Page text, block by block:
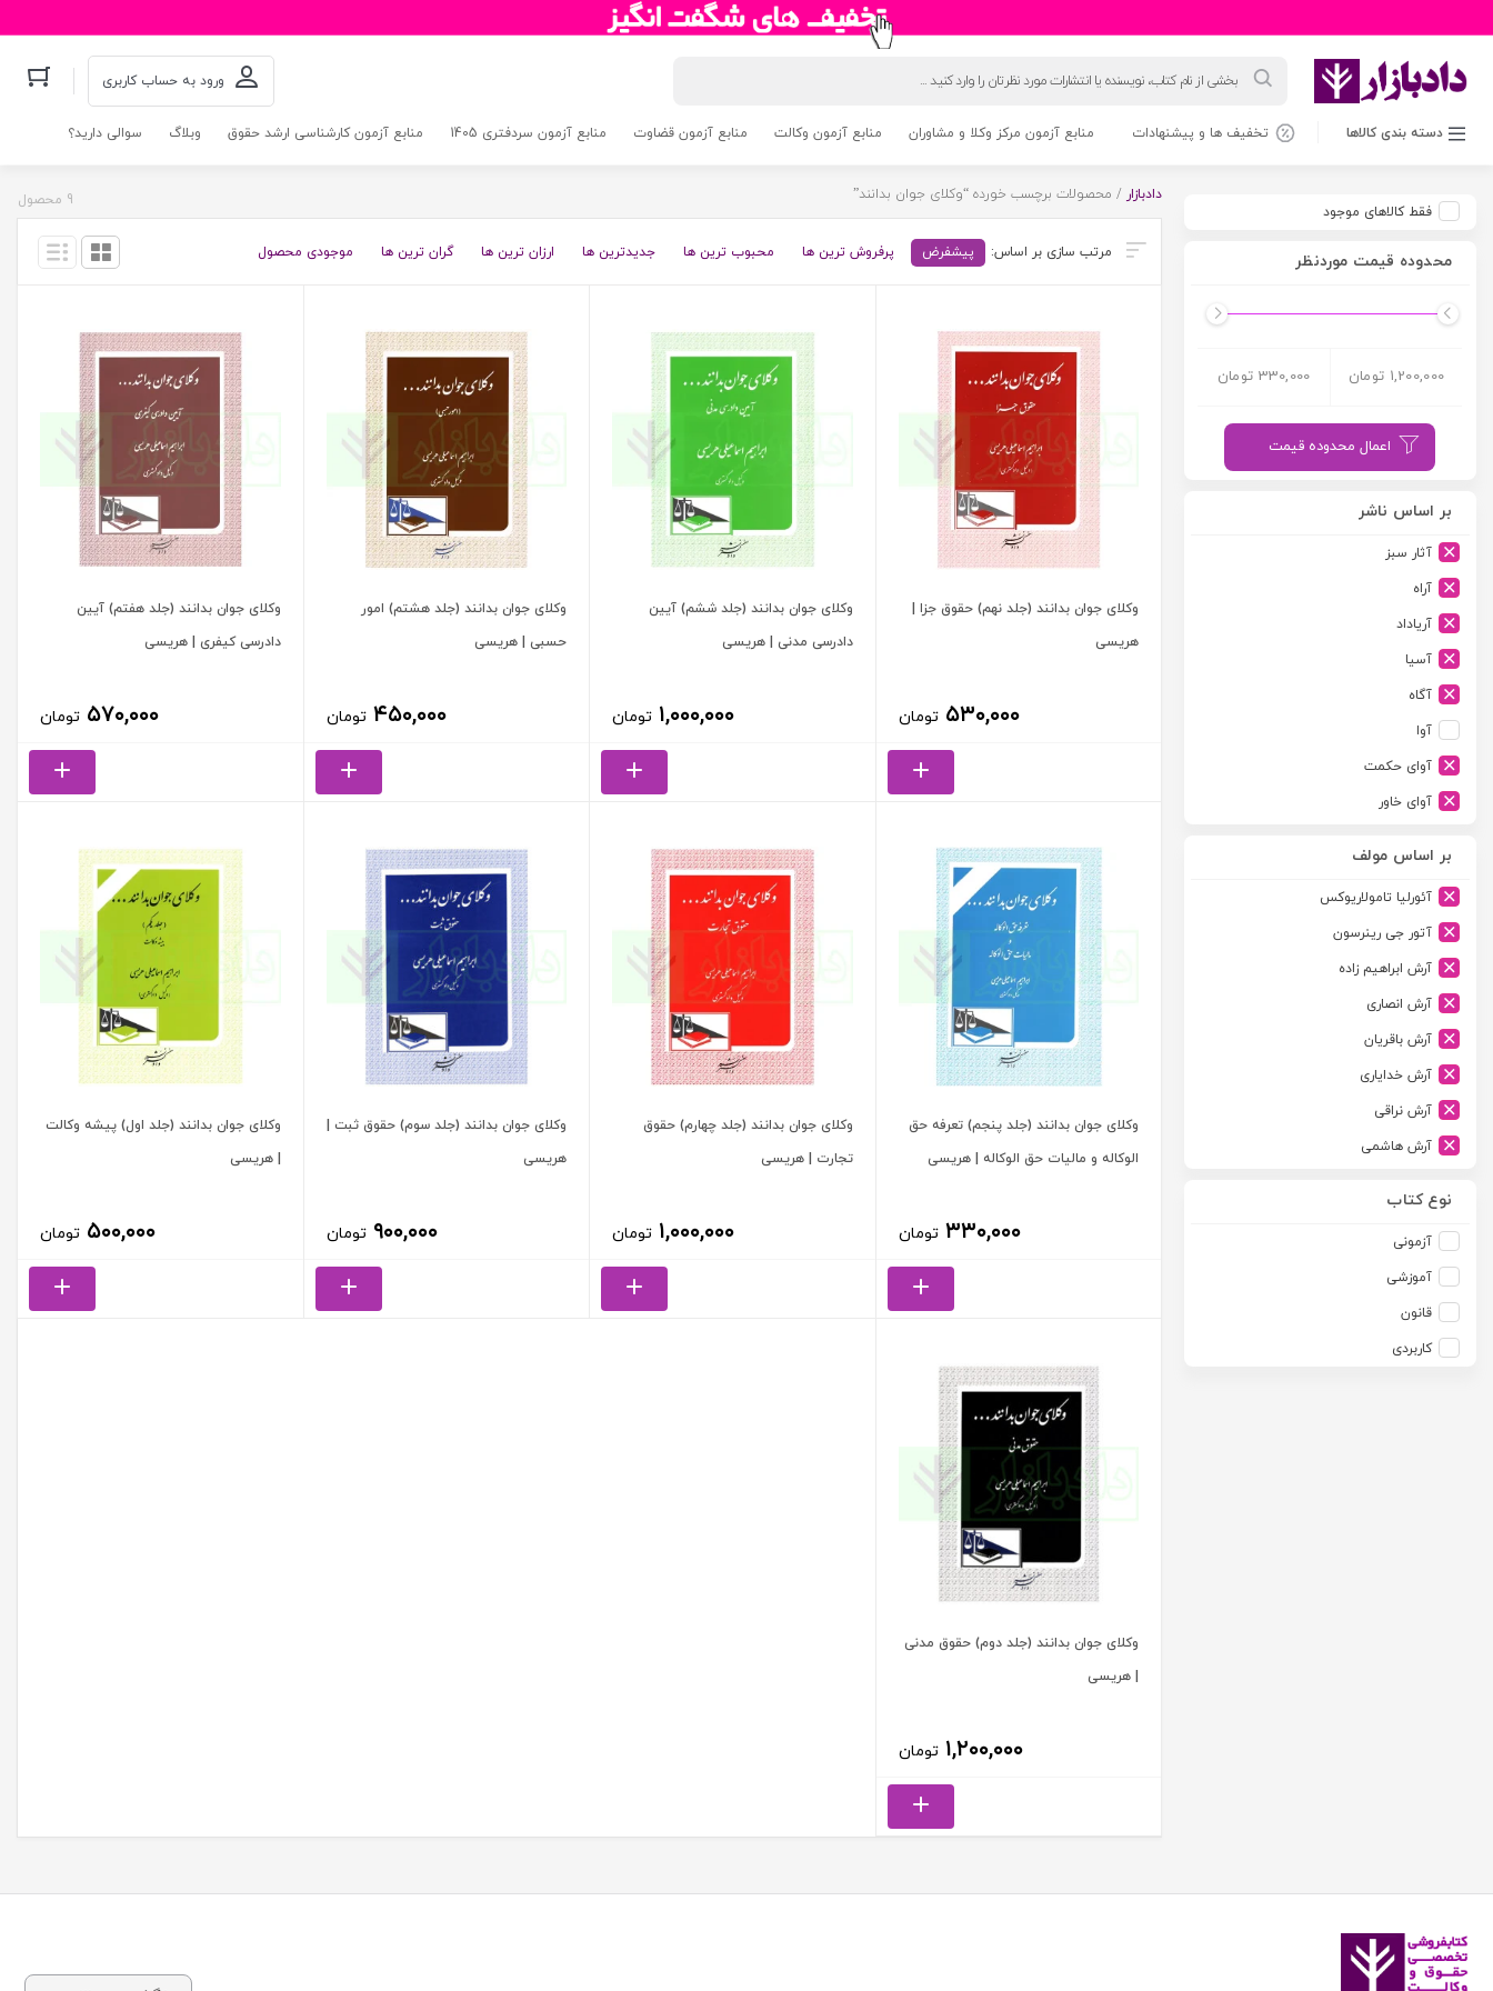
محصولات ورود به حساب کاربری
دسته بندی کالاها تخفیف ها و پیشنهادات منابع آزمون مرکز وکلا و مشاوران منابع آزمون وکالت منابع آزمون قضاوت منابع آزمون سردفتری 1405 منابع آزمون کارشناسی ارشد حقوق وبلاگ سوالی دارید؟
فقط کالاهای موجود
محدوده قیمت موردنظر
330,000 تومان 1,200,000 تومان
اعمال محدوده قیمت
بر اساس ناشر
آثار سبز
آراه
آریاداد
آسیا
آگاه
آوا
آوای حکمت
آوای خاور
آیدین
ارجمند
ارسطو
ارشد
اسلامیه
اشکان
اطلاعات
امجد
امید انقلاب
پیام غدیر
پیام نور
بر اساس مولف
آئورلیا تامولاریوکس
آتور جی رینرسون
آرش ابراهیم زاده
آرش انصاری
آرش باقریان
آرش خدایاری
آرش نراقی
آرش هاشمی
آزاده صادقی
آزیتا قربانی رحیم
آلبرت ون دایسی
آلن ردفرن
آیت الله سید محمد حسن مرعشی
آیت الله سید محمد خامنه ای
نوع کتاب
آزمونی
آموزشی
قانون
کاربردی
دادبازار / محصولات برچسب خورده “وکلای جوان بدانند” 9 محصول
پیشفرض پرفروش ترین ها محبوب ترین ها جدیدترین ها ارزان ترین ها گران ترین ها موجودی محصول
وکلای جوان بدانند (جلد نهم) حقوق جزا |
هریسی
۵۳۰,۰۰۰ تومان
وکلای جوان بدانند (جلد ششم) آیین
دادرسی مدنی | هریسی
۱,۰۰۰,۰۰۰ تومان
وکلای جوان بدانند (جلد هشتم) امور
حسبی | هریسی
۴۵۰,۰۰۰ تومان
وکلای جوان بدانند (جلد هفتم) آیین
دادرسی کیفری | هریسی
۵۷۰,۰۰۰ تومان
وکلای جوان بدانند (جلد پنجم) تعرفه حق
الوکاله و مالیات حق الوکاله | هریسی
۳۳۰,۰۰۰ تومان
وکلای جوان بدانند (جلد چهارم) حقوق
تجارت | هریسی
۱,۰۰۰,۰۰۰ تومان
وکلای جوان بدانند (جلد سوم) حقوق ثبت |
هریسی
۹۰۰,۰۰۰ تومان
وکلای جوان بدانند (جلد اول) پیشه وکالت
| هریسی
۵۰۰,۰۰۰ تومان
وکلای جوان بدانند (جلد دوم) حقوق مدنی
| هریسی
۱,۲۰۰,۰۰۰ تومان